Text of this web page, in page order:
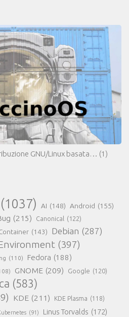
GNU/Linux basata… (1)
(1037) AI (148) Android (155)
(215) Canonical (122)
(143) Debian (287)
(397)
(110) Fedora (188)
GNOME (209) Google (120)
(583)
KDE (211) KDE Plasma (118)
(91) Linus Torvalds (172)